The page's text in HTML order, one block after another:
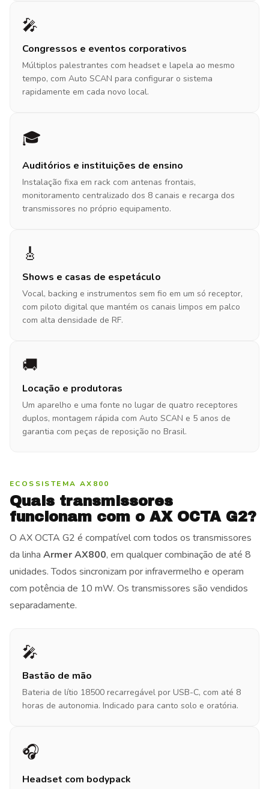
🎤
Congressos e eventos corporativos
Múltiplos palestrantes com headset e lapela ao mesmo
tempo, com Auto SCAN para configurar o sistema
rapidamente em cada novo local.
🎓
Auditórios e instituições de ensino
Instalação fixa em rack com antenas frontais,
monitoramento centralizado dos 8 canais e recarga dos
transmissores no próprio equipamento.
🎸
Shows e casas de espetáculo
Vocal, backing e instrumentos sem fio em um só receptor,
com piloto digital que mantém os canais limpos em palco
com alta densidade de RF.
🚚
Locação e produtoras
Um aparelho e uma fonte no lugar de quatro receptores
duplos, montagem rápida com Auto SCAN e 5 anos de
garantia com peças de reposição no Brasil.
ECOSSISTEMA AX800
Quais transmissores
funcionam com o AX OCTA G2?
O AX OCTA G2 é compatível com todos os transmissores
da linha Armer AX800, em qualquer combinação de até 8
unidades. Todos sincronizam por infravermelho e operam
com potência de 10 mW. Os transmissores são vendidos
separadamente.
🎤
Bastão de mão
Bateria de lítio 18500 recarregável por USB-C, com até 8
horas de autonomia. Indicado para canto solo e oratória.
🎧
Headset com bodypack